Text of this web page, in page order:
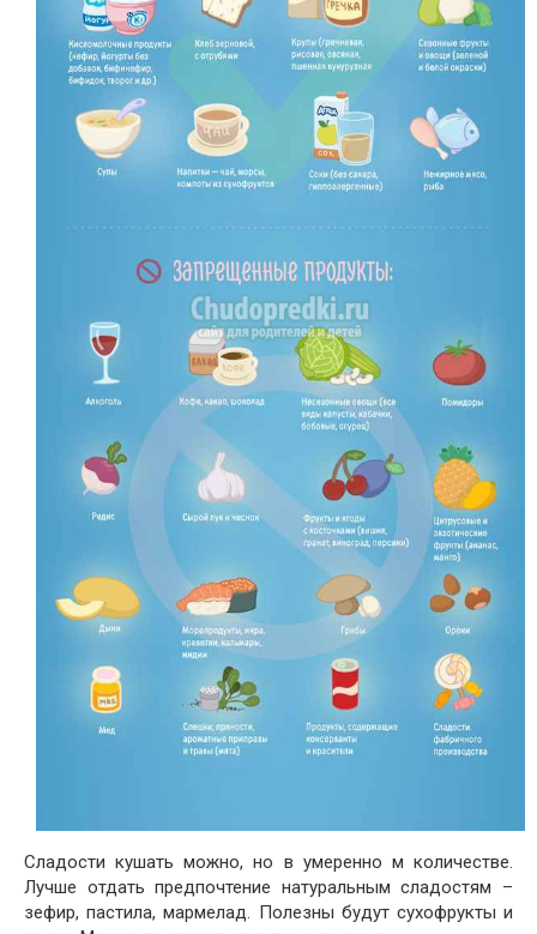
Сладости кушать можно, но в умеренно м количестве.
Лучше отдать предпочтение натуральным сладостям –
зефир, пастила, мармелад. Полезны будут сухофрукты и